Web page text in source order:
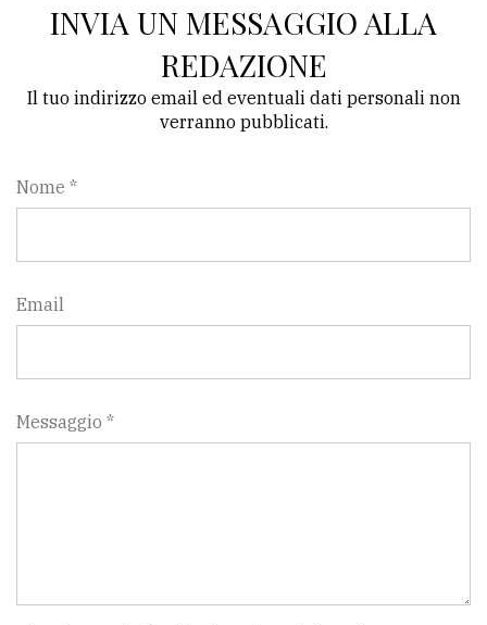
INVIA UN MESSAGGIO ALLA
REDAZIONE
Il tuo indirizzo email ed eventuali dati personali non
verranno pubblicati.
Nome *
Email
Messaggio *